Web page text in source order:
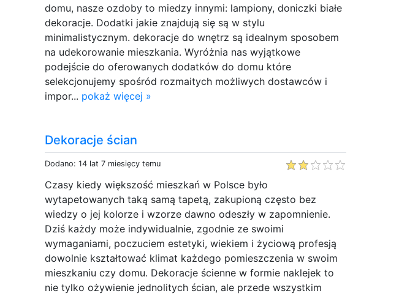
domu, nasze ozdoby to miedzy innymi: lampiony, doniczki białe
dekoracje. Dodatki jakie znajdują się są w stylu
minimalistycznym. dekoracje do wnętrz są idealnym sposobem
na udekorowanie mieszkania. Wyróżnia nas wyjątkowe
podejście do oferowanych dodatków do domu które
selekcjonujemy spośród rozmaitych możliwych dostawców i
impor... pokaż więcej »
Dekoracje ścian
Dodano: 14 lat 7 miesięcy temu
Czasy kiedy większość mieszkań w Polsce było
wytapetowanych taką samą tapetą, zakupioną często bez
wiedzy o jej kolorze i wzorze dawno odeszły w zapomnienie.
Dziś każdy może indywidualnie, zgodnie ze swoimi
wymaganiami, poczuciem estetyki, wiekiem i życiową profesją
dowolnie kształtować klimat każdego pomieszczenia w swoim
mieszkaniu czy domu. Dekoracje ścienne w formie naklejek to
nie tylko ożywienie jednolitych ścian, ale przede wszystkim